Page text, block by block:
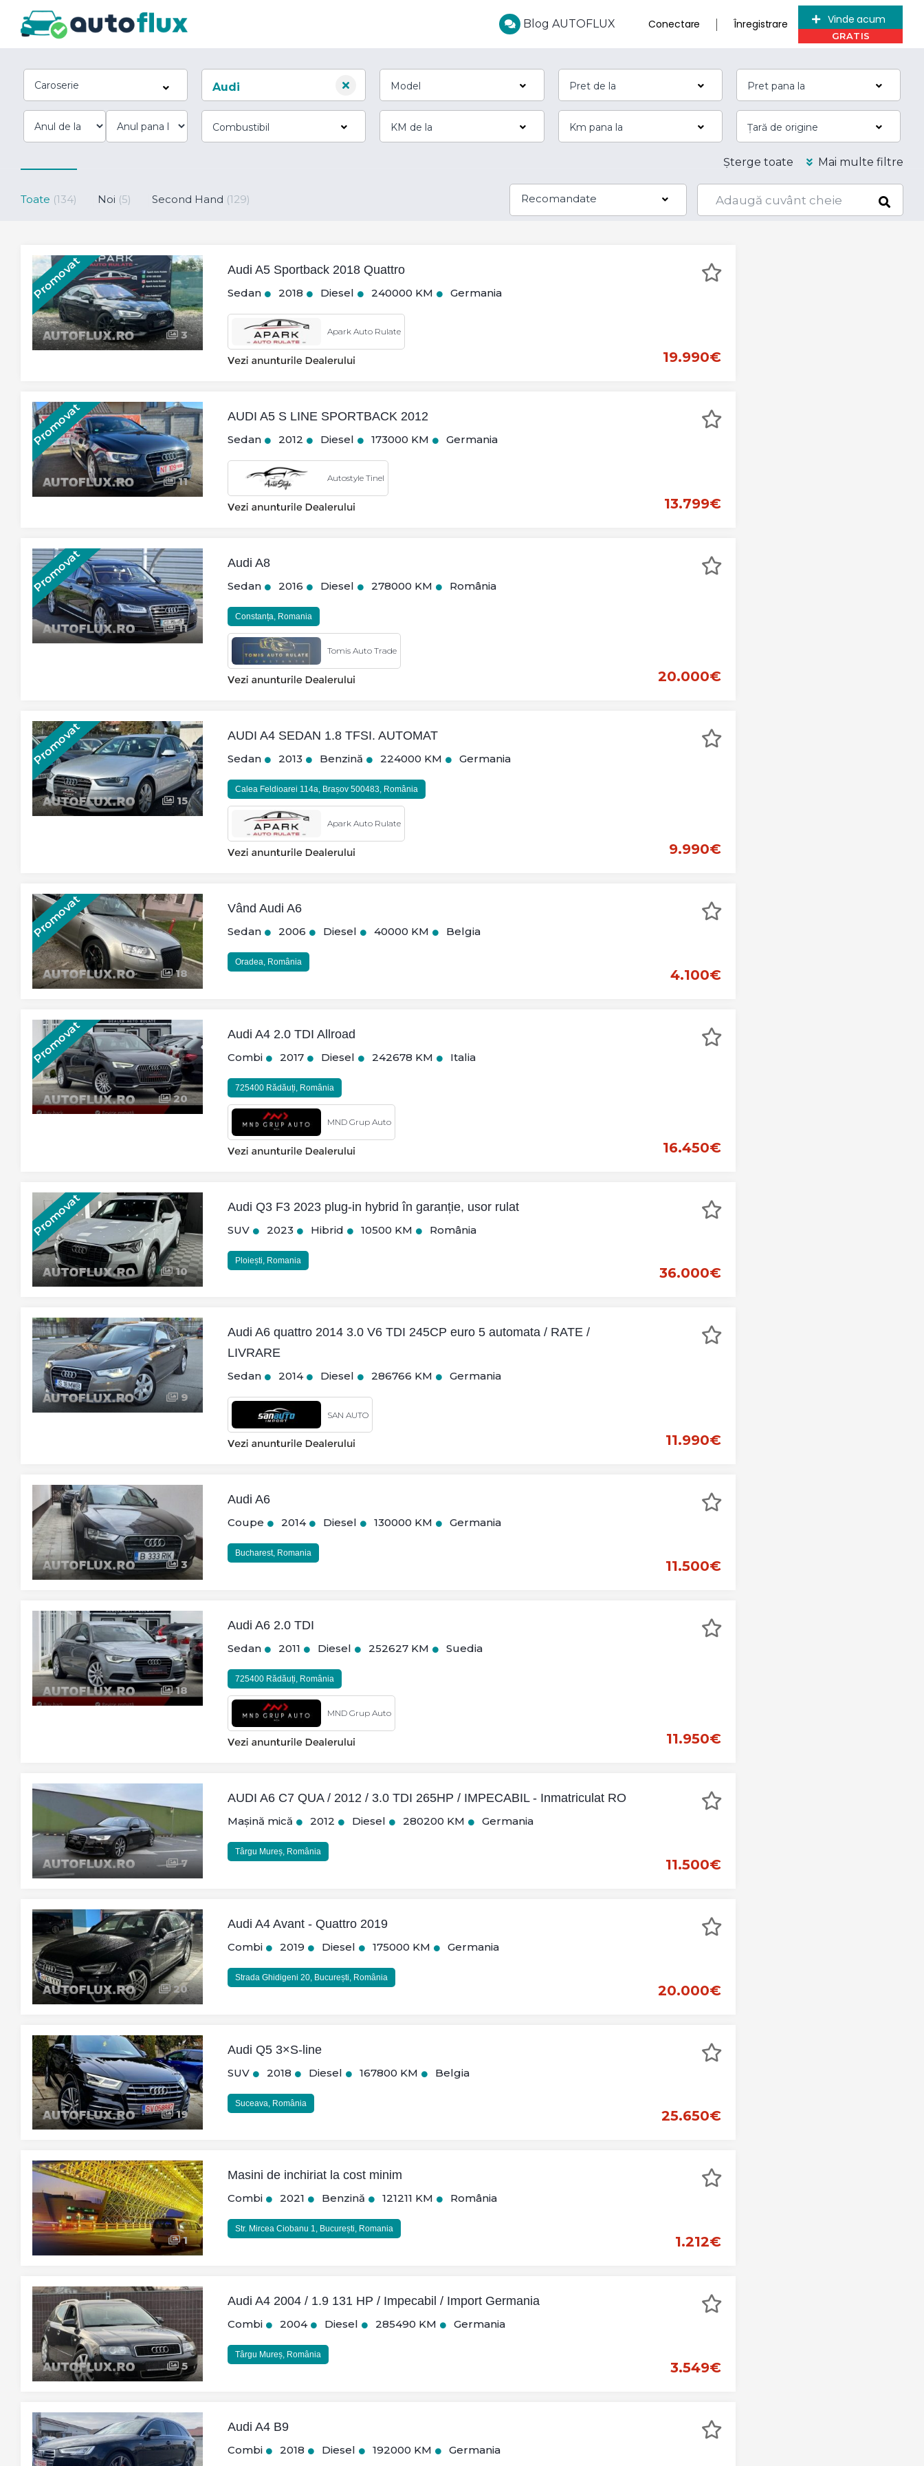
Blog AUTOFLUX Conectare Înregistrare Vinde acum
Caroserie Audi
Șterge toate Mai multe filtre
Toate (134) Noi (5) Second Hand (129) Recomandate
Promovat
3
Audi A5 Sportback 2018 Quattro
Sedan 2018 Diesel 240000 KM Germania
Apark Auto Rulate
19.990€
Promovat
11
AUDI A5 S LINE SPORTBACK 2012
Sedan 2012 Diesel 173000 KM Germania
Autostyle Tinel
13.799€
Promovat
11
Audi A8
Sedan 2016 Diesel 278000 KM România
Constanța, Romania
Tomis Auto Trade
20.000€
Promovat
15
AUDI A4 SEDAN 1.8 TFSI. AUTOMAT
Sedan 2013 Benzină 224000 KM Germania
Calea Feldioarei 114a, Brașov 500483, România
Apark Auto Rulate
9.990€
Promovat
18
Vând Audi A6
Sedan 2006 Diesel 40000 KM Belgia
Oradea, România
4.100€
Promovat
20
Audi A4 2.0 TDI Allroad
Combi 2017 Diesel 242678 KM Italia
725400 Rădăuți, România
MND Grup Auto
16.450€
Promovat
10
Audi Q3 F3 2023 plug-in hybrid în garanție, usor rulat
SUV 2023 Hibrid 10500 KM România
Ploiești, Romania
36.000€
9
Audi A6 quattro 2014 3.0 V6 TDI 245CP euro 5 automata / RATE /
LIVRARE
Sedan 2014 Diesel 286766 KM Germania
SAN AUTO
11.990€
3
Audi A6
Coupe 2014 Diesel 130000 KM Germania
Bucharest, Romania
11.500€
18
Audi A6 2.0 TDI
Sedan 2011 Diesel 252627 KM Suedia
725400 Rădăuți, România
MND Grup Auto
11.950€
7
AUDI A6 C7 QUA / 2012 / 3.0 TDI 265HP / IMPECABIL - Inmatriculat RO
Mașină mică 2012 Diesel 280200 KM Germania
Târgu Mureș, România
11.500€
20
Audi A4 Avant - Quattro 2019
Combi 2019 Diesel 175000 KM Germania
Strada Ghidigeni 20, București, România
20.000€
19
Audi Q5 3×S-line
SUV 2018 Diesel 167800 KM Belgia
Suceava, România
25.650€
1
Masini de inchiriat la cost minim
Combi 2021 Benzină 121211 KM România
Str. Mircea Ciobanu 1, București, Romania
1.212€
5
Audi A4 2004 / 1.9 131 HP / Impecabil / Import Germania
Combi 2004 Diesel 285490 KM Germania
Târgu Mureș, România
3.549€
Audi A4 B9
Combi 2018 Diesel 192000 KM Germania